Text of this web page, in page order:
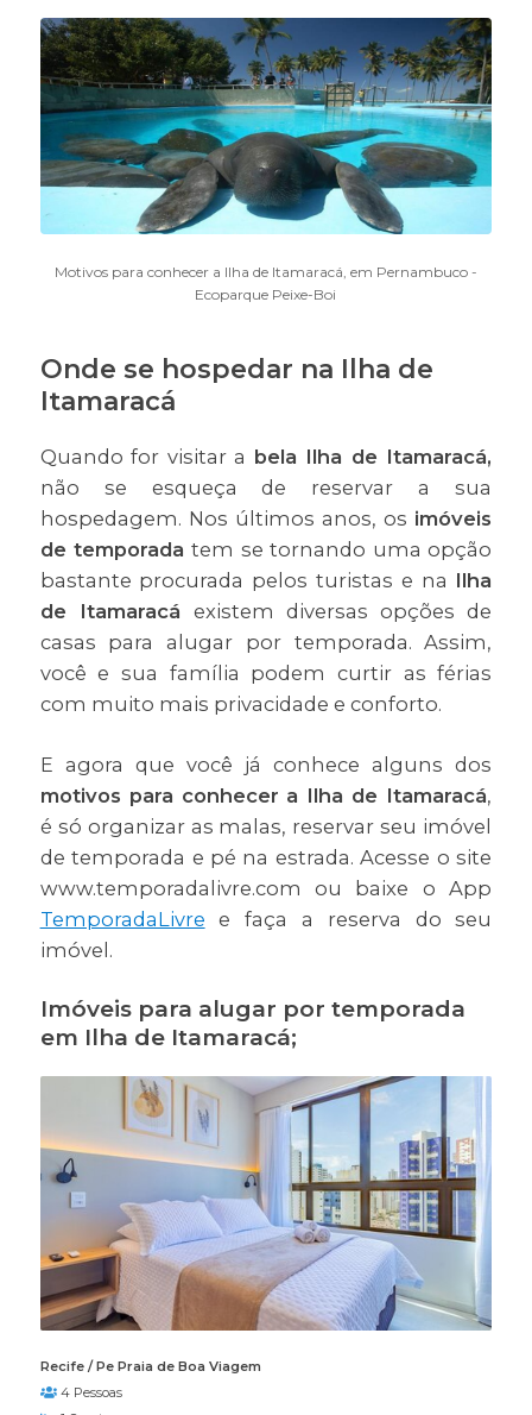
Motivos para conhecer a Ilha de Itamaracá, em Pernambuco -
Ecoparque Peixe-Boi
Onde se hospedar na Ilha de
Itamaracá
Quando for visitar a bela Ilha de Itamaracá,
não se esqueça de reservar a sua
hospedagem. Nos últimos anos, os imóveis
de temporada tem se tornando uma opção
bastante procurada pelos turistas e na Ilha
de Itamaracá existem diversas opções de
casas para alugar por temporada. Assim,
você e sua família podem curtir as férias
com muito mais privacidade e conforto.
E agora que você já conhece alguns dos
motivos para conhecer a Ilha de Itamaracá,
é só organizar as malas, reservar seu imóvel
de temporada e pé na estrada. Acesse o site
www.temporadalivre.com ou baixe o App
TemporadaLivre e faça a reserva do seu
imóvel.
Imóveis para alugar por temporada
em Ilha de Itamaracá;
Recife / Pe Praia de Boa Viagem
4 Pessoas